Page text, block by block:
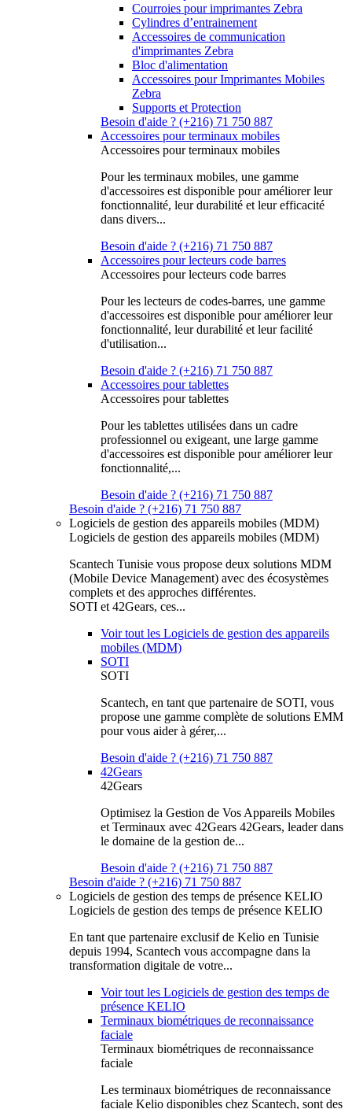
Courroies pour imprimantes Zebra
Cylindres d’entrainement
Accessoires de communication
d'imprimantes Zebra
Bloc d'alimentation
Accessoires pour Imprimantes Mobiles
Zebra
Supports et Protection
Besoin d'aide ? (+216) 71 750 887
Accessoires pour terminaux mobiles
Accessoires pour terminaux mobiles
Pour les terminaux mobiles, une gamme
d'accessoires est disponible pour améliorer leur
fonctionnalité, leur durabilité et leur efficacité
dans divers...
Besoin d'aide ? (+216) 71 750 887
Accessoires pour lecteurs code barres
Accessoires pour lecteurs code barres
Pour les lecteurs de codes-barres, une gamme
d'accessoires est disponible pour améliorer leur
fonctionnalité, leur durabilité et leur facilité
d'utilisation...
Besoin d'aide ? (+216) 71 750 887
Accessoires pour tablettes
Accessoires pour tablettes
Pour les tablettes utilisées dans un cadre
professionnel ou exigeant, une large gamme
d'accessoires est disponible pour améliorer leur
fonctionnalité,...
Besoin d'aide ? (+216) 71 750 887
Besoin d'aide ? (+216) 71 750 887
Logiciels de gestion des appareils mobiles (MDM)
Logiciels de gestion des appareils mobiles (MDM)
Scantech Tunisie vous propose deux solutions MDM
(Mobile Device Management) avec des écosystèmes
complets et des approches différentes.
SOTI et 42Gears, ces...
Voir tout les Logiciels de gestion des appareils
mobiles (MDM)
SOTI
SOTI
Scantech, en tant que partenaire de SOTI, vous
propose une gamme complète de solutions EMM
pour vous aider à gérer,...
Besoin d'aide ? (+216) 71 750 887
42Gears
42Gears
Optimisez la Gestion de Vos Appareils Mobiles
et Terminaux avec 42Gears 42Gears, leader dans
le domaine de la gestion de...
Besoin d'aide ? (+216) 71 750 887
Besoin d'aide ? (+216) 71 750 887
Logiciels de gestion des temps de présence KELIO
Logiciels de gestion des temps de présence KELIO
En tant que partenaire exclusif de Kelio en Tunisie
depuis 1994, Scantech vous accompagne dans la
transformation digitale de votre...
Voir tout les Logiciels de gestion des temps de
présence KELIO
Terminaux biométriques de reconnaissance
faciale
Terminaux biométriques de reconnaissance
faciale
Les terminaux biométriques de reconnaissance
faciale Kelio disponibles chez Scantech, sont des